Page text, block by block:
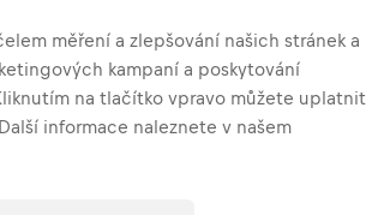
měření a zlepšování našich stránek a
kampaní a poskytování
na tlačítko vpravo můžete uplatnit
informace naleznete v našem